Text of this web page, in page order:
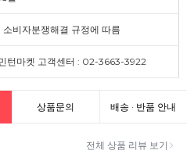
소비자분쟁해결 규정에 따름
턴마켓 고객센터 : 02-3663-3922
상품문의 배송 · 반품 안내